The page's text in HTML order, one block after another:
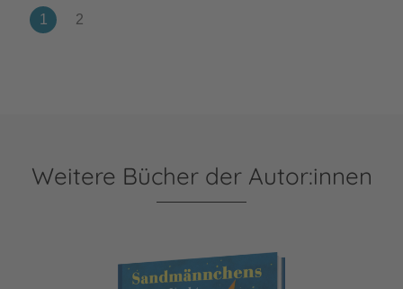
Weitere Bücher der Autor:innen